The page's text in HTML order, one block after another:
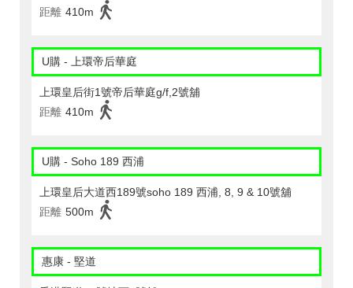
距離 410m
U購 - 上環帝后華庭
上環皇后街1號帝后華庭g/f,2號舖
距離 410m
U購 - Soho 189 西浦
上環皇后大道西189號soho 189 西浦, 8, 9 & 10號舖
距離 500m
惠康 - 堅道